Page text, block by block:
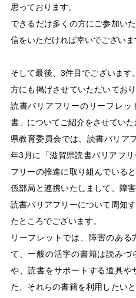
思っております。
できるだけ多くの方にご参加い
信をいただければ幸いでございま
そして最後、3件目でございま
方にも掲げさせていただいてお
読書バリアフリーのリーフレッ
書」についてご紹介をさせていた
県教育委員会では、読書バリア
年3月に「滋賀県読書バリアフ
フリーの推進に取り組んでいる
係部局と連携いたしまして、障
読書バリアフリーについて周知
たところでございます。
リーフレットでは、障害のあ
て、一般の活字の書籍は読みづ
や、読書をサポートする道具や
た、それらの書籍を利用したい